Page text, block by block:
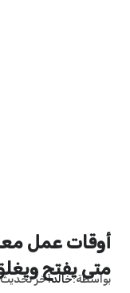
متى يفتح
بواسطة خالدآخر تحديث